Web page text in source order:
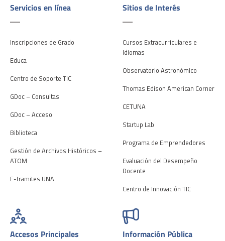
Servicios en línea
Inscripciones de Grado
Educa
Centro de Soporte TIC
GDoc – Consultas
GDoc – Acceso
Biblioteca
Gestión de Archivos Históricos –
ATOM
E-tramites UNA
Sitios de Interés
Cursos Extracurriculares e
Idiomas
Observatorio Astronómico
Thomas Edison American Corner
CETUNA
Startup Lab
Programa de Emprendedores
Evaluación del Desempeño
Docente
Centro de Innovación TIC
Accesos Principales Información Pública